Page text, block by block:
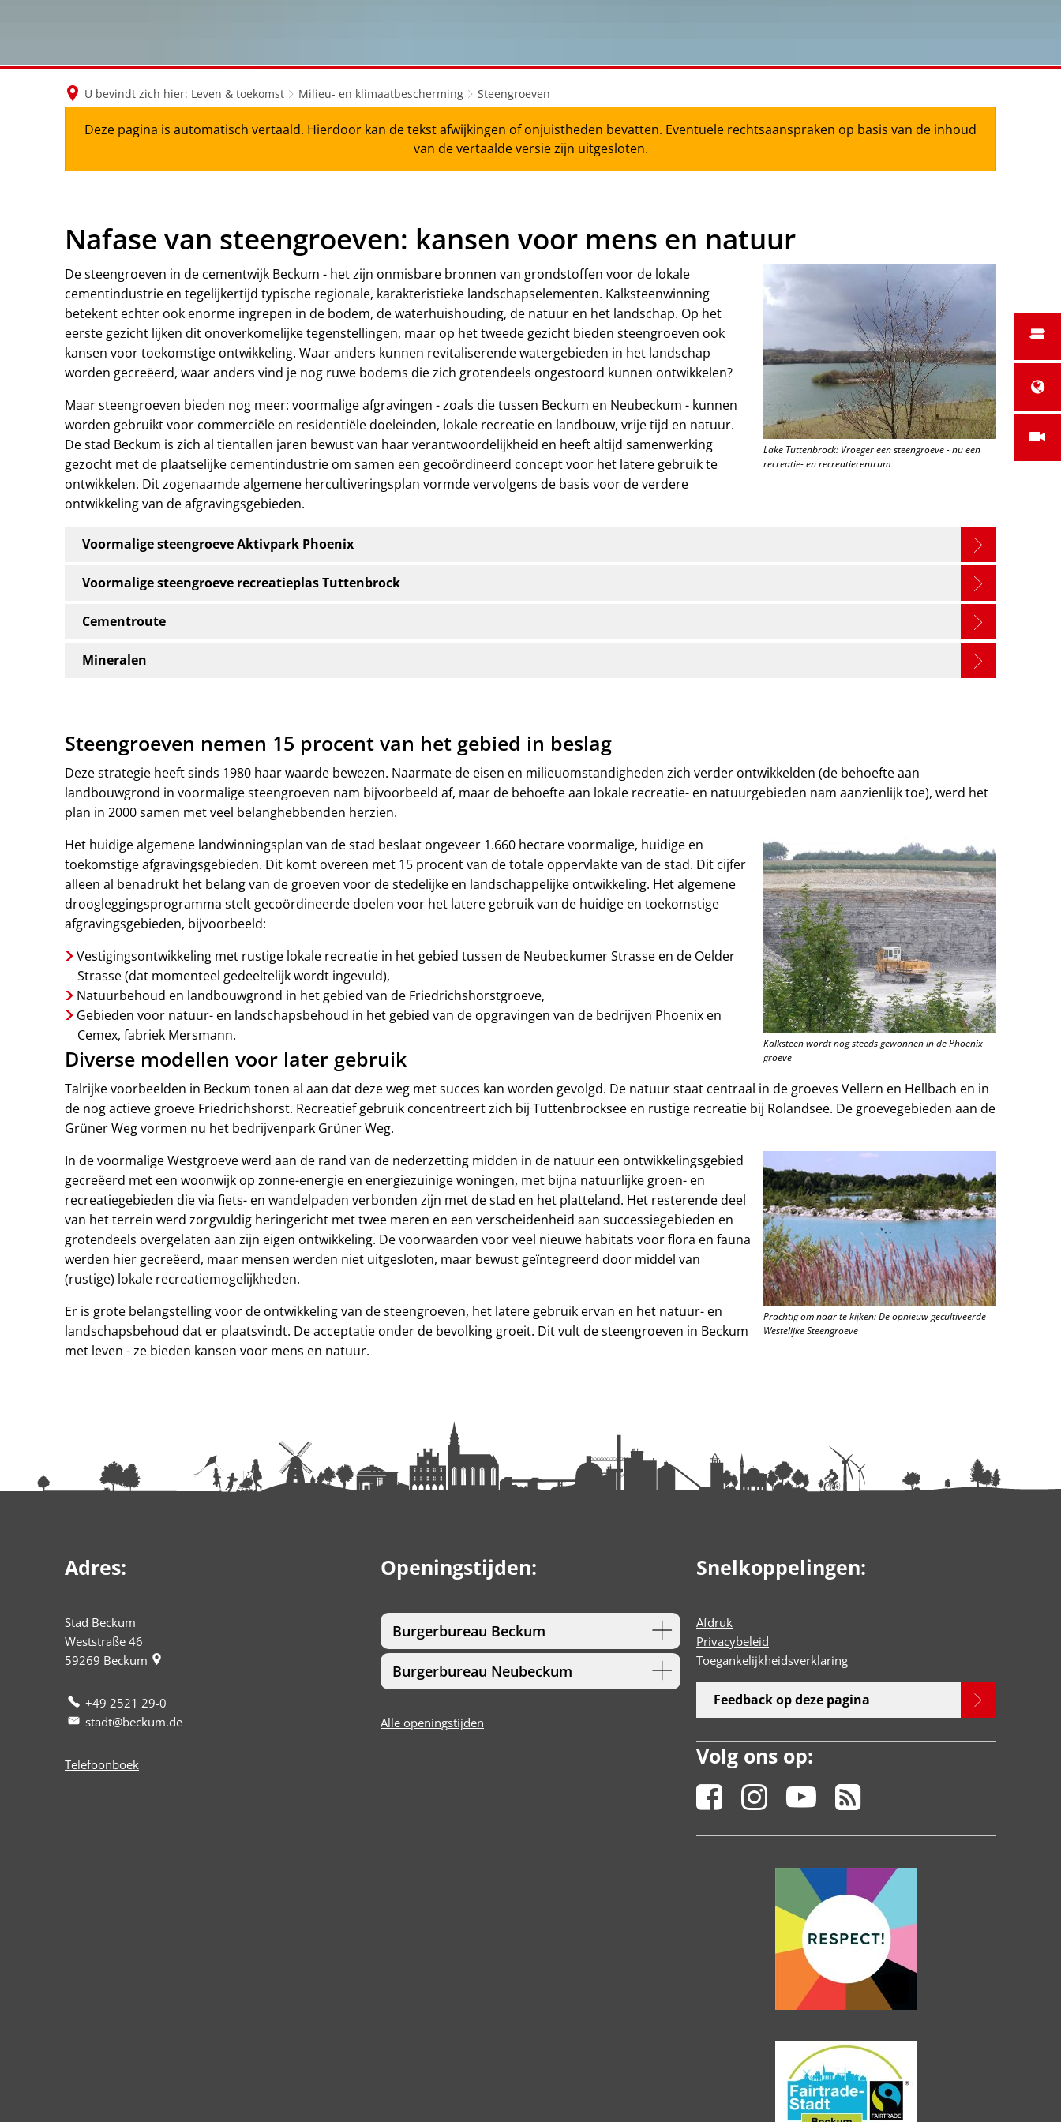
U bevindt zich hier: Leven & toekomst Milieu- en klimaatbescherming Steengroeven
Deze pagina is automatisch vertaald. Hierdoor kan de tekst afwijkingen of onjuistheden bevatten. Eventuele rechtsaanspraken op basis van de inhoud
van de vertaalde versie zijn uitgesloten.
Nafase van steengroeven: kansen voor mens en natuur
Lake Tuttenbrock: Vroeger een steengroeve - nu een
recreatie- en recreatiecentrum
De steengroeven in de cementwijk Beckum - het zijn onmisbare bronnen van grondstoffen voor de lokale
cementindustrie en tegelijkertijd typische regionale, karakteristieke landschapselementen. Kalksteenwinning
betekent echter ook enorme ingrepen in de bodem, de waterhuishouding, de natuur en het landschap. Op het
eerste gezicht lijken dit onoverkomelijke tegenstellingen, maar op het tweede gezicht bieden steengroeven ook
kansen voor toekomstige ontwikkeling. Waar anders kunnen revitaliserende watergebieden in het landschap
worden gecreëerd, waar anders vind je nog ruwe bodems die zich grotendeels ongestoord kunnen ontwikkelen?
Maar steengroeven bieden nog meer: voormalige afgravingen - zoals die tussen Beckum en Neubeckum - kunnen
worden gebruikt voor commerciële en residentiële doeleinden, lokale recreatie en landbouw, vrije tijd en natuur.
De stad Beckum is zich al tientallen jaren bewust van haar verantwoordelijkheid en heeft altijd samenwerking
gezocht met de plaatselijke cementindustrie om samen een gecoördineerd concept voor het latere gebruik te
ontwikkelen. Dit zogenaamde algemene hercultiveringsplan vormde vervolgens de basis voor de verdere
ontwikkeling van de afgravingsgebieden.
Voormalige steengroeve Aktivpark Phoenix
Voormalige steengroeve recreatieplas Tuttenbrock
Cementroute
Mineralen
Steengroeven nemen 15 procent van het gebied in beslag
Deze strategie heeft sinds 1980 haar waarde bewezen. Naarmate de eisen en milieuomstandigheden zich verder ontwikkelden (de behoefte aan
landbouwgrond in voormalige steengroeven nam bijvoorbeeld af, maar de behoefte aan lokale recreatie- en natuurgebieden nam aanzienlijk toe), werd het
plan in 2000 samen met veel belanghebbenden herzien.
Kalksteen wordt nog steeds gewonnen in de Phoenix-
groeve
Het huidige algemene landwinningsplan van de stad beslaat ongeveer 1.660 hectare voormalige, huidige en
toekomstige afgravingsgebieden. Dit komt overeen met 15 procent van de totale oppervlakte van de stad. Dit cijfer
alleen al benadrukt het belang van de groeven voor de stedelijke en landschappelijke ontwikkeling. Het algemene
droogleggingsprogramma stelt gecoördineerde doelen voor het latere gebruik van de huidige en toekomstige
afgravingsgebieden, bijvoorbeeld:
Vestigingsontwikkeling met rustige lokale recreatie in het gebied tussen de Neubeckumer Strasse en de Oelder
Strasse (dat momenteel gedeeltelijk wordt ingevuld),
Natuurbehoud en landbouwgrond in het gebied van de Friedrichshorstgroeve,
Gebieden voor natuur- en landschapsbehoud in het gebied van de opgravingen van de bedrijven Phoenix en
Cemex, fabriek Mersmann.
Diverse modellen voor later gebruik
Talrijke voorbeelden in Beckum tonen al aan dat deze weg met succes kan worden gevolgd. De natuur staat centraal in de groeves Vellern en Hellbach en in
de nog actieve groeve Friedrichshorst. Recreatief gebruik concentreert zich bij Tuttenbrocksee en rustige recreatie bij Rolandsee. De groevegebieden aan de
Grüner Weg vormen nu het bedrijvenpark Grüner Weg.
Prachtig om naar te kijken: De opnieuw gecultiveerde
Westelijke Steengroeve
In de voormalige Westgroeve werd aan de rand van de nederzetting midden in de natuur een ontwikkelingsgebied
gecreëerd met een woonwijk op zonne-energie en energiezuinige woningen, met bijna natuurlijke groen- en
recreatiegebieden die via fiets- en wandelpaden verbonden zijn met de stad en het platteland. Het resterende deel
van het terrein werd zorgvuldig heringericht met twee meren en een verscheidenheid aan successiegebieden en
grotendeels overgelaten aan zijn eigen ontwikkeling. De voorwaarden voor veel nieuwe habitats voor flora en fauna
werden hier gecreëerd, maar mensen werden niet uitgesloten, maar bewust geïntegreerd door middel van
(rustige) lokale recreatiemogelijkheden.
Er is grote belangstelling voor de ontwikkeling van de steengroeven, het latere gebruik ervan en het natuur- en
landschapsbehoud dat er plaatsvindt. De acceptatie onder de bevolking groeit. Dit vult de steengroeven in Beckum
met leven - ze bieden kansen voor mens en natuur.
Adres:
Stad Beckum
Weststraße 46
59269 Beckum
+49 2521 29-0
stadt@beckum.de
Telefoonboek
Openingstijden:
Burgerbureau Beckum
Burgerbureau Neubeckum
Alle openingstijden
Snelkoppelingen:
Afdruk
Privacybeleid
Toegankelijkheidsverklaring
Feedback op deze pagina
Volg ons op: